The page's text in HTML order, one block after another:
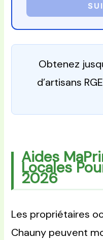
Obtenez
d’artisans
Aides
Locales
2026
Les propriétaires
Chauny peuvent